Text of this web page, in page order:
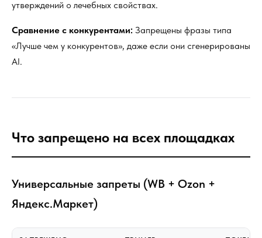
утверждений о лечебных свойствах.
Сравнение с конкурентами: Запрещены фразы типа
«Лучше чем у конкурентов», даже если они сгенерированы
AI.
Что запрещено на всех площадках
Универсальные запреты (WB + Ozon +
Яндекс.Маркет)